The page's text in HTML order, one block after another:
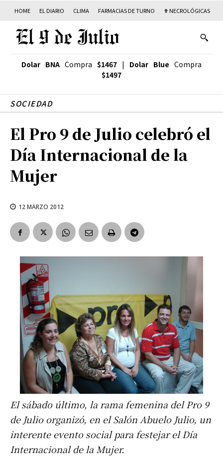
HOME EL DIARIO CLIMA FARMACIAS DE TURNO ✟ NECROLÓGICAS
Dolar BNA Compra $1467 | Dolar Blue Compra
$1497
SOCIEDAD
El Pro 9 de Julio celebró el
Día Internacional de la
Mujer
12 MARZO 2012
El sábado último, la rama femenina del Pro 9
de Julio organizó, en el Salón Abuelo Julio, un
interente evento social para festejar el Día
Internacional de la Mujer.